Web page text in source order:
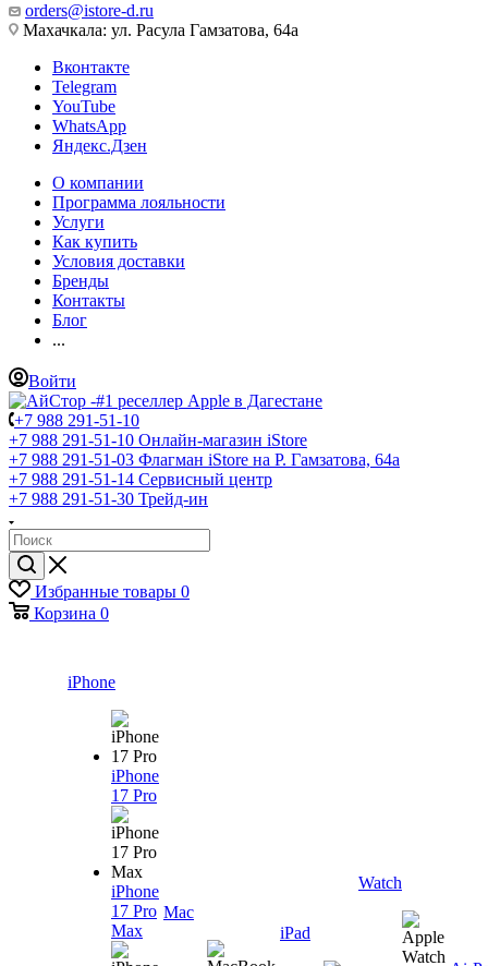
orders@istore-d.ru
Махачкала: ул. Расула Гамзатова, 64а
Вконтакте
Telegram
YouTube
WhatsApp
Яндекс.Дзен
О компании
Программа лояльности
Услуги
Как купить
Условия доставки
Бренды
Контакты
Блог
...
Войти
+7 988 291-51-10
+7 988 291-51-10 Онлайн-магазин iStore
+7 988 291-51-03 Флагман iStore на Р. Гамзатова, 64а
+7 988 291-51-14 Сервисный центр
+7 988 291-51-30 Трейд-ин
Избранные товары 0
Корзина 0
iPhone
iPhone
17 Pro
iPhone
17 Pro
Max
Mac
iPad
Watch